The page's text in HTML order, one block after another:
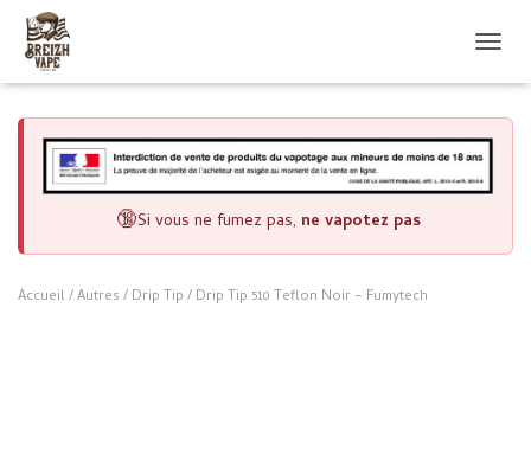
🔞Si vous ne fumez pas, ne vapotez pas
Accueil/Autres / Drip Tip / Drip Tip 510 Teflon Noir – Fumytech